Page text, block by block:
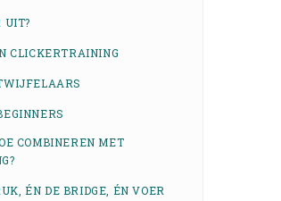
UIT?
CLICKERTRAINING
COMBINEREN MET
ÉN DE BRIDGE, ÉN VOER